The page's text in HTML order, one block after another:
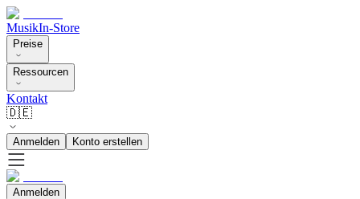
MusikIn-Store
Preise
Ressourcen
Kontakt
🇩🇪
Anmelden Konto erstellen
Anmelden